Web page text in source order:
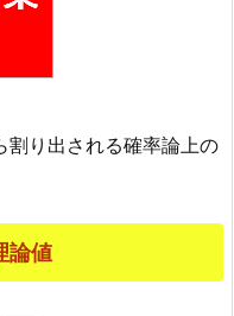
割り出される確率論上の
論値